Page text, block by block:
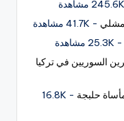
- 41.7K مشاهدة
- 25.3K مشاهدة
السوريين في تركيا
حلبجة
- 16.8K